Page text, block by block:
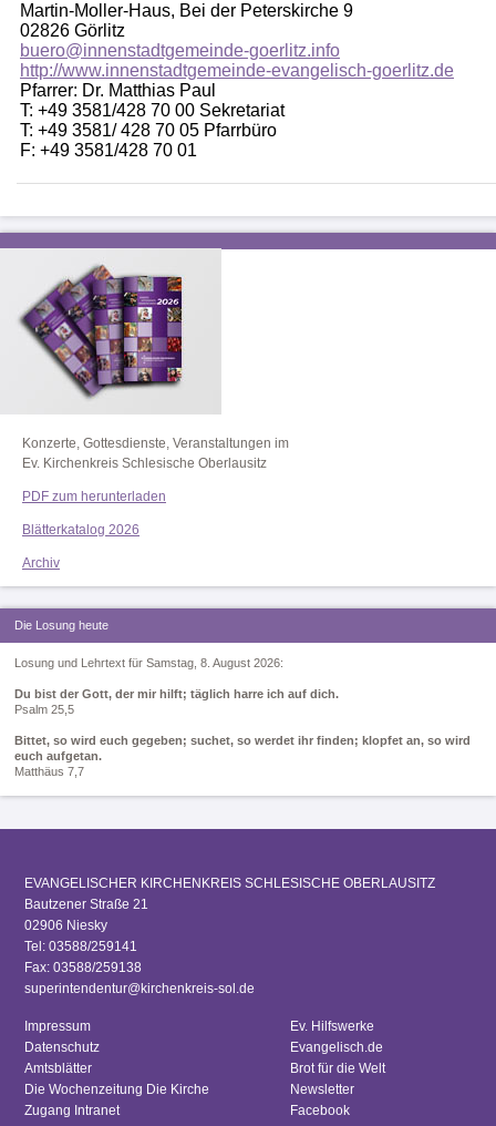
Martin-Moller-Haus, Bei der Peterskirche 9
02826 Görlitz
buero@innenstadtgemeinde-goerlitz.info
http://www.innenstadtgemeinde-evangelisch-goerlitz.de
Pfarrer: Dr. Matthias Paul
T: +49 3581/428 70 00 Sekretariat
T: +49 3581/ 428 70 05 Pfarrbüro
F: +49 3581/428 70 01
Konzerte, Gottesdienste, Veranstaltungen im
Ev. Kirchenkreis Schlesische Oberlausitz
PDF zum herunterladen
Blätterkatalog 2026
Archiv
Die Losung heute
Losung und Lehrtext für Samstag, 8. August 2026:
Du bist der Gott, der mir hilft; täglich harre ich auf dich.
Psalm 25,5
Bittet, so wird euch gegeben; suchet, so werdet ihr finden; klopfet an, so wird
euch aufgetan.
Matthäus 7,7
EVANGELISCHER KIRCHENKREIS SCHLESISCHE OBERLAUSITZ
Bautzener Straße 21
02906 Niesky
Tel: 03588/259141
Fax: 03588/259138
superintendentur@kirchenkreis-sol.de
Impressum
Datenschutz
Amtsblätter
Die Wochenzeitung Die Kirche
Zugang Intranet
Ev. Hilfswerke
Evangelisch.de
Brot für die Welt
Newsletter
Facebook